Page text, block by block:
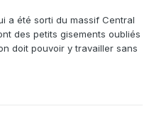
a été sorti du massif Central
des petits gisements oubliés
doit pouvoir y travailler sans